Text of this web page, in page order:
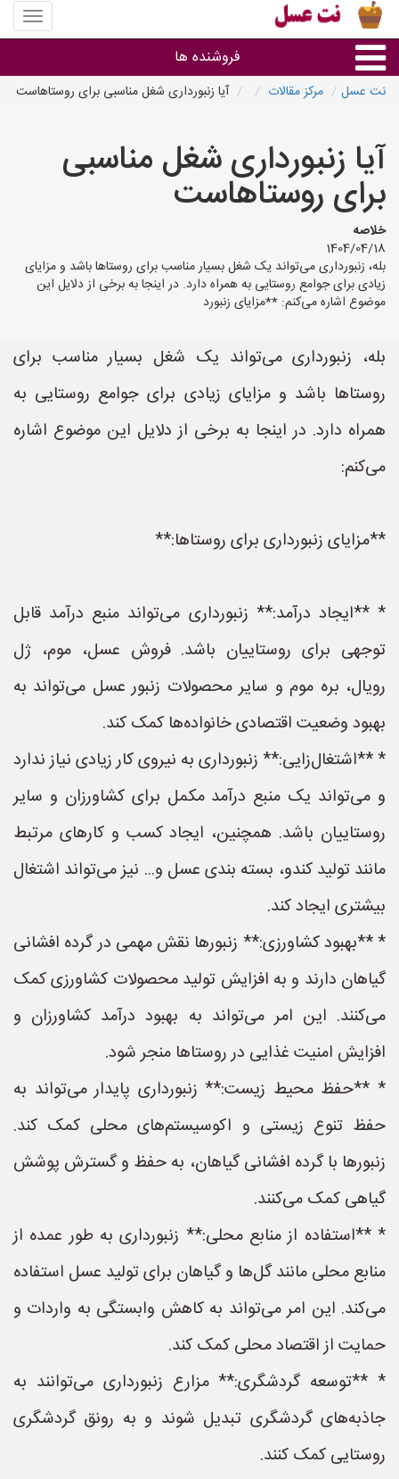
منوی
سایت
عسل
فروشنده ها
استان ها
نت عسل مرکز مقالات آیا زنبورداری شغل مناسبی برای روستاهاست
آیا زنبورداری شغل مناسبی
برای روستاهاست
خلاصه
1404/04/18
بله، زنبورداری می‌تواند یک شغل بسیار مناسب برای روستاها باشد و مزایای
زیادی برای جوامع روستایی به همراه دارد. در اینجا به برخی از دلایل این
موضوع اشاره می‌کنم: **مزایای زنبورد
بله، زنبورداری می‌تواند یک شغل بسیار مناسب برای
روستاها باشد و مزایای زیادی برای جوامع روستایی به
همراه دارد. در اینجا به برخی از دلایل این موضوع اشاره
می‌کنم:
**مزایای زنبورداری برای روستاها:**
* **ایجاد درآمد:** زنبورداری می‌تواند منبع درآمد قابل
توجهی برای روستاییان باشد. فروش عسل، موم، ژل
رویال، بره موم و سایر محصولات زنبور عسل می‌تواند به
بهبود وضعیت اقتصادی خانواده‌ها کمک کند.
* **اشتغال‌زایی:** زنبورداری به نیروی کار زیادی نیاز ندارد
و می‌تواند یک منبع درآمد مکمل برای کشاورزان و سایر
روستاییان باشد. همچنین، ایجاد کسب و کارهای مرتبط
مانند تولید کندو، بسته بندی عسل و... نیز می‌تواند اشتغال
بیشتری ایجاد کند.
* **بهبود کشاورزی:** زنبورها نقش مهمی در گرده افشانی
گیاهان دارند و به افزایش تولید محصولات کشاورزی کمک
می‌کنند. این امر می‌تواند به بهبود درآمد کشاورزان و
افزایش امنیت غذایی در روستاها منجر شود.
* **حفظ محیط زیست:** زنبورداری پایدار می‌تواند به
حفظ تنوع زیستی و اکوسیستم‌های محلی کمک کند.
زنبورها با گرده افشانی گیاهان، به حفظ و گسترش پوشش
گیاهی کمک می‌کنند.
* **استفاده از منابع محلی:** زنبورداری به طور عمده از
منابع محلی مانند گل‌ها و گیاهان برای تولید عسل استفاده
می‌کند. این امر می‌تواند به کاهش وابستگی به واردات و
حمایت از اقتصاد محلی کمک کند.
* **توسعه گردشگری:** مزارع زنبورداری می‌توانند به
جاذبه‌های گردشگری تبدیل شوند و به رونق گردشگری
روستایی کمک کنند.